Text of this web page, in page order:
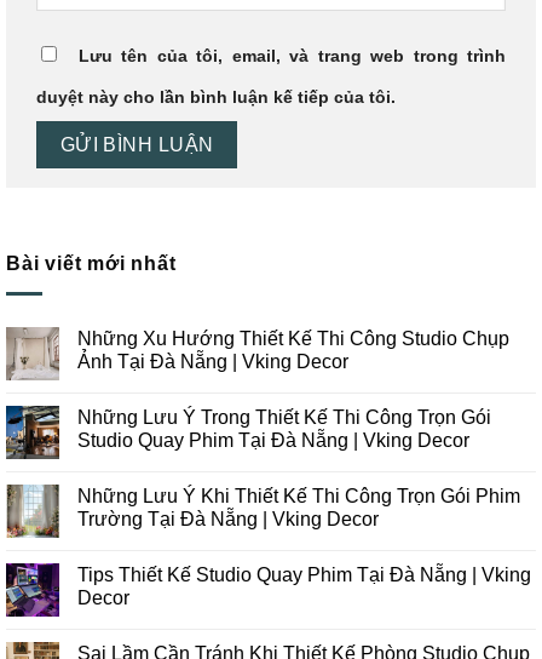
Lưu tên của tôi, email, và trang web trong trình
duyệt này cho lần bình luận kế tiếp của tôi.
Bài viết mới nhất
Những Xu Hướng Thiết Kế Thi Công Studio Chụp
Ảnh Tại Đà Nẵng | Vking Decor
bình
luận
ở
Hướng
Thiết
Kế
Studio
Chụp
Ảnh
Nẵng
Những Lưu Ý Trong Thiết Kế Thi Công Trọn Gói
Studio Quay Phim Tại Đà Nẵng | Vking Decor
bình
luận
ở
Ý
Trong
Thiết
Công
Những Lưu Ý Khi Thiết Kế Thi Công Trọn Gói Phim
Trường Tại Đà Nẵng | Vking Decor
bình
luận
ở
Ý
Tips Thiết Kế Studio Quay Phim Tại Đà Nẵng | Vking
Decor
bình
Sai Lầm Cần Tránh Khi Thiết Kế Phòng Studio Chụp